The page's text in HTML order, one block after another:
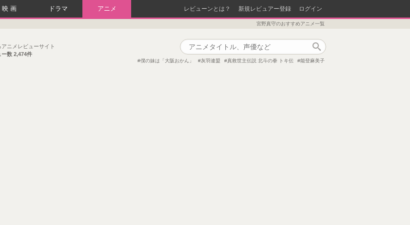
映画 ドラマ アニメ レビューンとは？ 新規レビュアー登録 ログイン
宮野真守のおすすめアニメ一覧
ニメレビューサイト
ー数 2,474件
僕の妹は「大阪おかん」 灰羽連盟 真救世主伝説 北斗の拳 トキ伝 能登麻美子